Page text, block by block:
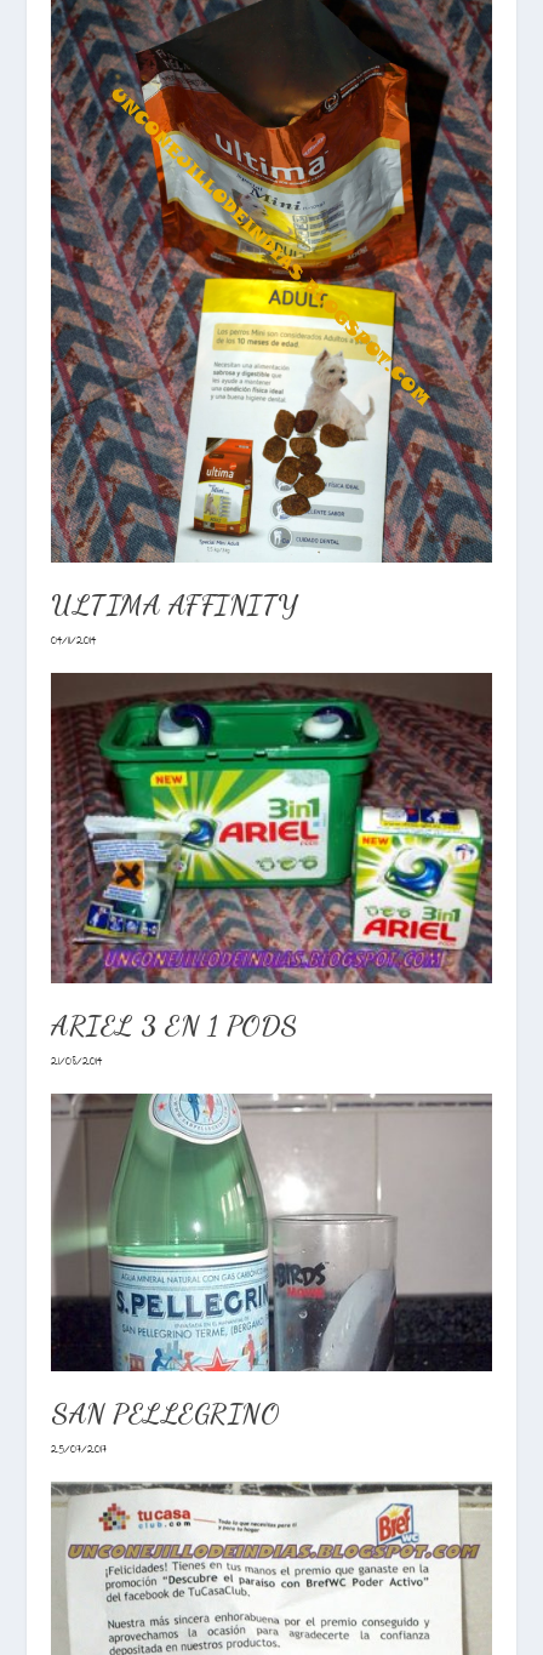
ULTIMA AFFINITY
04/11/2014
ARIEL 3 EN 1 PODS
21/08/2014
SAN PELLEGRINO
25/07/2017